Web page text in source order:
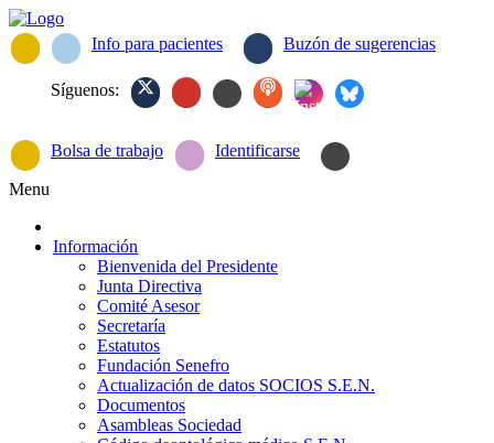
Info para pacientes Buzón de sugerencias
Síguenos:
Bolsa de trabajo Identificarse
Menu
Información
Bienvenida del Presidente
Junta Directiva
Comité Asesor
Secretaría
Estatutos
Fundación Senefro
Actualización de datos SOCIOS S.E.N.
Documentos
Asambleas Sociedad